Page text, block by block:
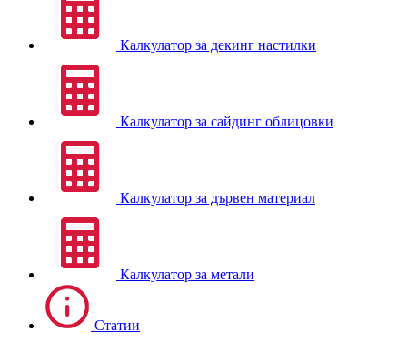
Калкулатор за декинг настилки
Калкулатор за сайдинг облицовки
Калкулатор за дървен материал
Калкулатор за метали
Статии